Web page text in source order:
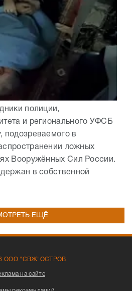
полиции,
и регионального УФСБ
подозреваемого в
ложных
Вооружённых Сил России.
в собственной
ЕЩЁ
ООО "СВЖ"ОСТРОВ"
на сайте